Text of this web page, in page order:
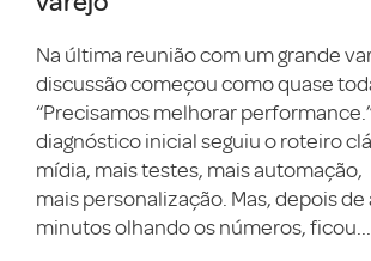
Na última reunião com um grande
discussão começou como quase
“Precisamos melhorar
diagnóstico inicial seguiu o roteiro
mídia, mais testes, mais automação,
mais personalização. Mas, depois de
minutos olhando os números, ficou...